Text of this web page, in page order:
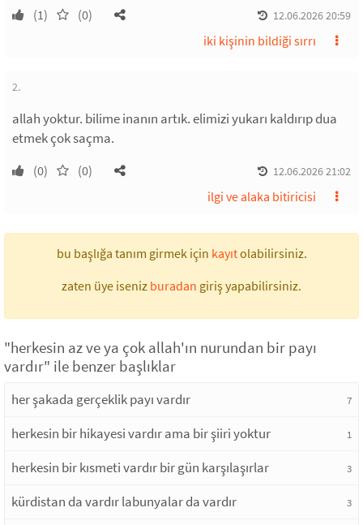
(1) (0) 12.06.2026 20:59
iki kişinin bildiği sırrı
2.
allah yoktur. bilime inanın artık. elimizi yukarı kaldırıp dua
etmek çok saçma.
(0) (0) 12.06.2026 21:02
ilgi ve alaka bitiricisi
bu başlığa tanım girmek için kayıtolabilirsiniz.
zaten üye iseniz buradan giriş yapabilirsiniz.
"herkesin az ve ya çok allah'ın nurundan bir payı
vardır" ile benzer başlıklar
her şakada gerçeklik payı vardır 7
herkesin bir hikayesi vardır ama bir şiiri yoktur 1
herkesin bir kısmeti vardır bir gün karşılaşırlar 3
kürdistan da vardır labunyalar da vardır 3